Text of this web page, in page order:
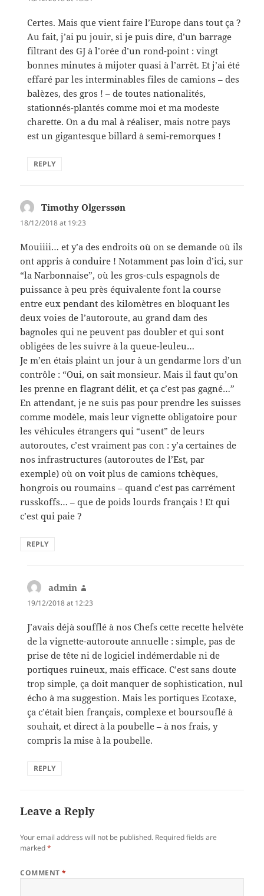
Certes. Mais que vient faire l’Europe dans tout ça ?
Au fait, j’ai pu jouir, si je puis dire, d’un barrage
filtrant des GJ à l’orée d’un rond-point : vingt
bonnes minutes à mijoter quasi à l’arrêt. Et j’ai été
effaré par les interminables files de camions – des
balèzes, des gros ! – de toutes nationalités,
stationnés-plantés comme moi et ma modeste
charette. On a du mal à réaliser, mais notre pays
est un gigantesque billard à semi-remorques !
REPLY
Timothy Olgerssøn
18/12/2018 at 19:23
Mouiiii… et y’a des endroits où on se demande où ils
ont appris à conduire ! Notamment pas loin d’ici, sur
“la Narbonnaise”, où les gros-culs espagnols de
puissance à peu près équivalente font la course
entre eux pendant des kilomètres en bloquant les
deux voies de l’autoroute, au grand dam des
bagnoles qui ne peuvent pas doubler et qui sont
obligées de les suivre à la queue-leuleu…
Je m’en étais plaint un jour à un gendarme lors d’un
contrôle : “Oui, on sait monsieur. Mais il faut qu’on
les prenne en flagrant délit, et ça c’est pas gagné…”
En attendant, je ne suis pas pour prendre les suisses
comme modèle, mais leur vignette obligatoire pour
les véhicules étrangers qui “usent” de leurs
autoroutes, c’est vraiment pas con : y’a certaines de
nos infrastructures (autoroutes de l’Est, par
exemple) où on voit plus de camions tchèques,
hongrois ou roumains – quand c’est pas carrément
russkoffs… – que de poids lourds français ! Et qui
c’est qui paie ?
REPLY
admin
19/12/2018 at 12:23
J’avais déjà soufflé à nos Chefs cette recette helvète
de la vignette-autoroute annuelle : simple, pas de
prise de tête ni de logiciel indémerdable ni de
portiques ruineux, mais efficace. C’est sans doute
trop simple, ça doit manquer de sophistication, nul
écho à ma suggestion. Mais les portiques Ecotaxe,
ça c’était bien français, complexe et boursouflé à
souhait, et direct à la poubelle – à nos frais, y
compris la mise à la poubelle.
REPLY
Leave a Reply
Your email address will not be published. Required fields are
marked*
COMMENT*